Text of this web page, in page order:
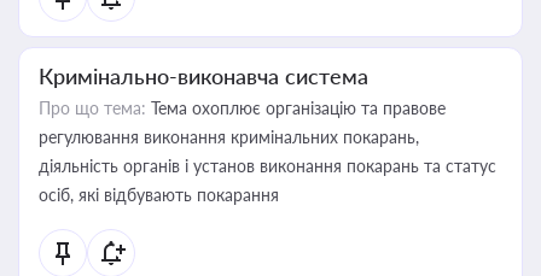
Кримінально-виконавча система
Про що тема: Тема охоплює організацію та правове
регулювання виконання кримінальних покарань,
діяльність органів і установ виконання покарань та статус
осіб, які відбувають покарання